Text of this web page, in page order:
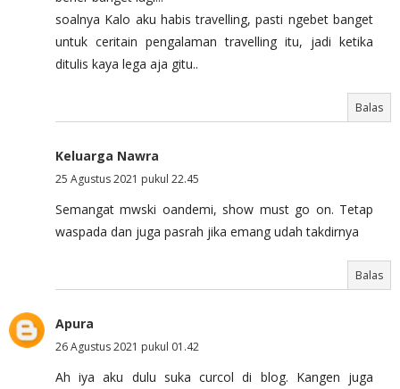
soalnya Kalo aku habis travelling, pasti ngebet banget
untuk ceritain pengalaman travelling itu, jadi ketika
ditulis kaya lega aja gitu..
Balas
Keluarga Nawra
25 Agustus 2021 pukul 22.45
Semangat mwski oandemi, show must go on. Tetap
waspada dan juga pasrah jika emang udah takdirnya
Balas
Apura
26 Agustus 2021 pukul 01.42
Ah iya aku dulu suka curcol di blog. Kangen juga